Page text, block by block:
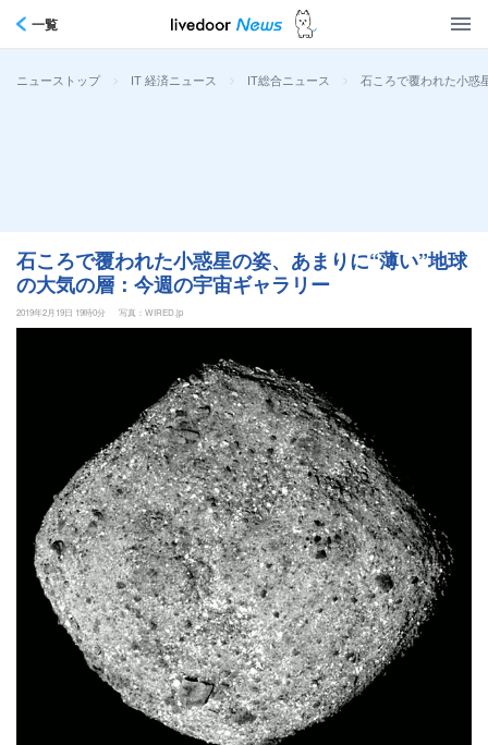
一覧
ニューストップ > IT 経済ニュース > IT総合ニュース > 石ころで覆われた小惑
石ころで覆われた小惑星の姿、あまりに“薄い”地球
の大気の層：今週の宇宙ギャラリー
2019年2月19日 19時0分 写真：WIRED.jp